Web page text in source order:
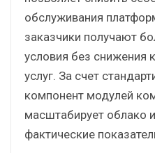
обслуживания
заказчики получают
условия без снижения
услуг. За счет
компонент модулей
масштабирует облако
фактические